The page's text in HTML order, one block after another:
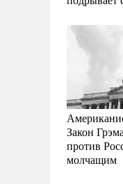
Закон
против
молчащим